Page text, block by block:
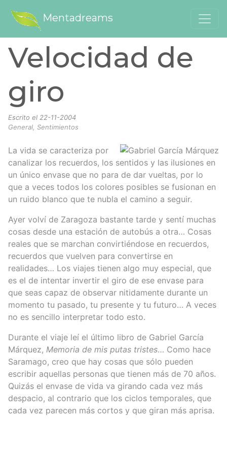
Mentadreams
Velocidad de
giro
Escrito el 22-11-2004
General, Sentimientos
La vida se caracteriza por
canalizar los recuerdos, los sentidos y las ilusiones en
un único envase que no para de dar vueltas, por lo
que a veces todos los colores posibles se fusionan en
un ruido blanco que te nubla el camino a seguir.
Ayer volví de Zaragoza bastante tarde y sentí muchas
cosas desde una estación de autobús a otra… Cosas
reales que se marchan convirtiéndose en recuerdos,
recuerdos que vuelven para convertirse en
realidades… Los viajes tienen algo muy especial, que
es el de intentar invertir el giro de ese envase para
que seas capaz de observar nitidamente durante un
momento tu pasado, tu presente y tu futuro… A veces
no es sencillo interpretar todo esto.
Durante el viaje leí el último libro de Gabriel García
Márquez, Memoria de mis putas tristes… Como hace
Saramago, creo que hay cosas que sólo pueden
escribir aquellas personas que tienen más de 70 años.
Quizás el envase de vida va girando cada vez más
despacio, al contrario que los ciclos temporales, que
cada vez parecen más cortos y que giran más aprisa.